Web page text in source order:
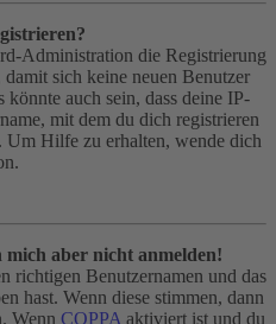
Administration die Registrierung
damit sich keine neuen Benutzer
könnte auch sein, dass deine IP-
mit dem du dich registrieren
Um Hilfe zu erhalten, wende dich
aber nicht anmelden!
richtigen Benutzernamen und das
hast. Wenn diese stimmen, dann
Wenn COPPA aktiviert ist und du